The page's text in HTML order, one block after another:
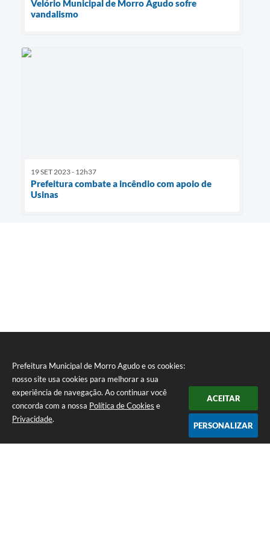
Prefeitura Municipal de Morro Agudo e os cookies:
nosso site usa cookies para melhorar a sua
experiência de navegação. Ao continuar você
concorda com a nossa Política de Cookies e
Privacidade.
ACEITAR
PERSONALIZAR
Velório Municipal de Morro Agudo sofre
vandalismo
19 SET 2023 - 12h37
Prefeitura combate a incêndio com apoio de
Usinas